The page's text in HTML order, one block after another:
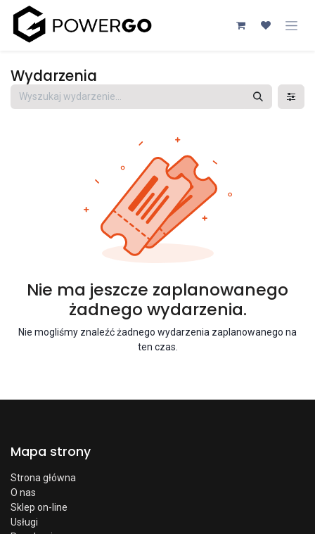
Przejdź do zawartości
Wydarzenia
Nie ma jeszcze zaplanowanego
żadnego wydarzenia.
Nie mogliśmy znaleźć żadnego wydarzenia zaplanowanego na
ten czas.
Mapa strony
Strona główna
O nas
Sklep on-line
Usługi